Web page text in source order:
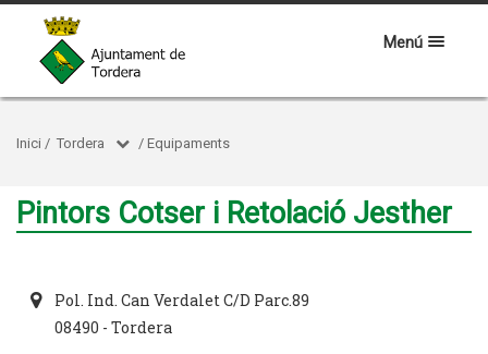
Menú
Inici / Tordera / Equipaments
Pintors Cotser i Retolació Jesther
Pol. Ind. Can Verdalet C/D Parc.89
08490 - Tordera